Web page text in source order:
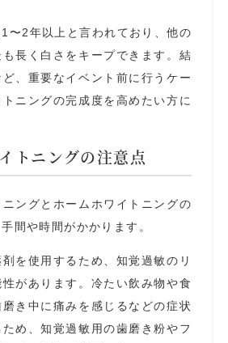
〜2年以上と言われており、他の
長く白さをキープできます。結
、重要なイベント前に行うケー
ニングの完成度を高めたい方に
トニングの注意点
ングとホームホワイトニングの
間や時間がかかります。
を使用するため、知覚過敏のリ
があります。冷たい飲み物や食
き中に痛みを感じるなどの症状
め、知覚過敏用の歯磨き粉やフ